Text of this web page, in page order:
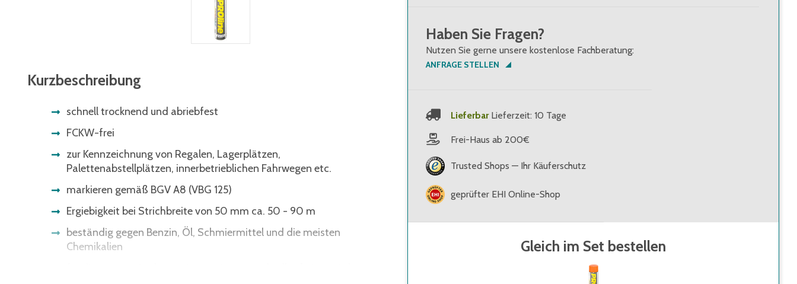
Kurzbeschreibung
schnell trocknend und abriebfest
FCKW-frei
zur Kennzeichnung von Regalen, Lagerplätzen,
Palettenabstellplätzen, innerbetrieblichen Fahrwegen etc.
markieren gemäß BGV A8 (VBG 125)
Ergiebigkeit bei Strichbreite von 50 mm ca. 50 - 90 m
beständig gegen Benzin, Öl, Schmiermittel und die meisten
Chemikalien
Haben Sie Fragen?
Nutzen Sie gerne unsere kostenlose Fachberatung:
ANFRAGE STELLEN
Lieferbar Lieferzeit: 10 Tage
Frei-Haus ab 200€
Trusted Shops — Ihr Käuferschutz
geprüfter EHI Online-Shop
Gleich im Set bestellen